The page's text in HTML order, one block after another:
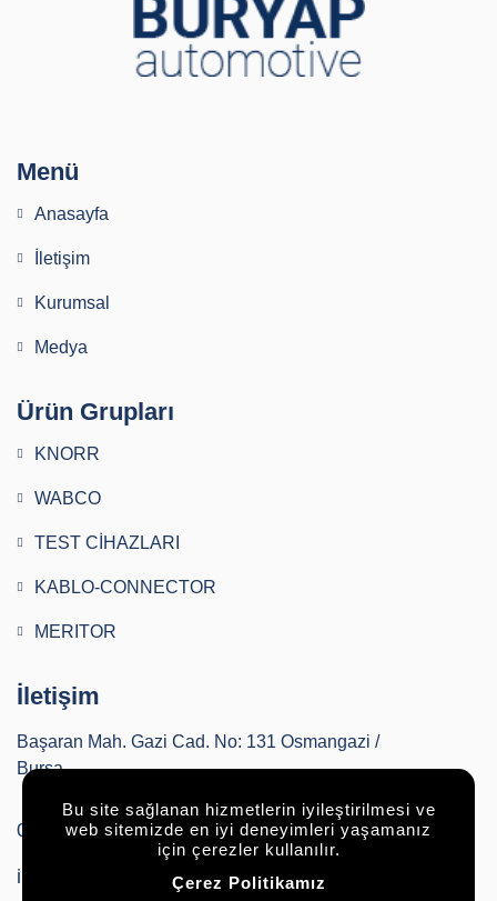
Menü
Anasayfa
İletişim
Kurumsal
Medya
Ürün Grupları
KNORR
WABCO
TEST CİHAZLARI
KABLO-CONNECTOR
MERITOR
İletişim
Başaran Mah. Gazi Cad. No: 131 Osmangazi /
Bursa
0224 252 00 36
info@buryapautomotive.com
Bu site sağlanan hizmetlerin iyileştirilmesi ve
web sitemizde en iyi deneyimleri yaşamanız
için çerezler kullanılır.
Çerez Politikamız